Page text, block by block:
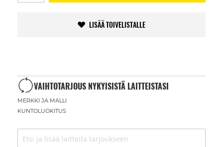
LISÄÄ TOIVELISTALLE
VAIHTOTARJOUS NYKYISISTÄ LAITTEISTASI
MERKKI JA MALLI
KUNTOLUOKITUS